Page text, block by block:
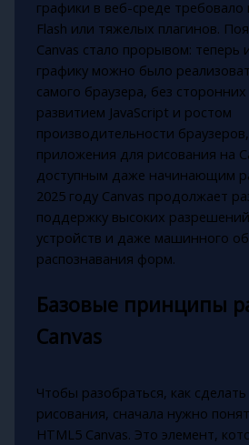
графики в веб-среде требовало
Flash или тяжелых плагинов.
Canvas стало прорывом: теперь
графику можно было
самого браузера, без
развитием JavaScript и ростом
производительности
приложения для рисования на
доступным даже начинающим
2025 году Canvas продолжает
поддержку высоких
устройств и даже машинного
распознавания форм.
Базовые принципы
Canvas
Чтобы разобраться, как
рисования, сначала нужно
HTML5 Canvas. Это элемент,